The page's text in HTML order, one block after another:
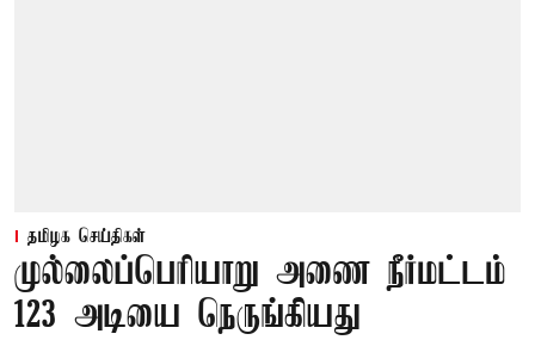
தமிழக செய்திகள்
முல்லைப்பெரியாறு அணை நீர்மட்டம்
123 அடியை நெருங்கியது